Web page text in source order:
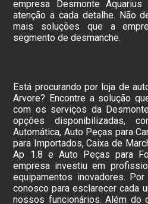
empresa Desmonte
atenção a cada detalhe. Não
mais soluções que a
segmento de desmanche.
Está procurando por loja de
Arvore? Encontre a solução
com os serviços da
opções disponibilizadas,
Automática, Auto Peças para
para Importados, Caixa de
Ap 1.8 e Auto Peças para
empresa investiu em
equipamentos inovadores.
conosco para esclarecer cada
nossos funcionários. Além do